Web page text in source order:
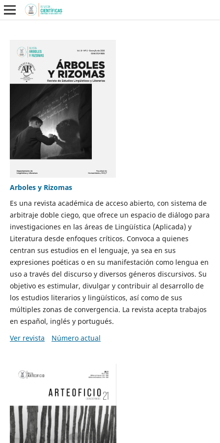
Arboles y Rizomas
Es una revista académica de acceso abierto, con sistema de
arbitraje doble ciego, que ofrece un espacio de diálogo para
investigaciones en las áreas de Lingüística (Aplicada) y
Literatura desde enfoques críticos. Convoca a quienes
centran sus estudios en el lenguaje, ya sea en sus
expresiones poéticas o en su manifestación como lengua en
uso a través del discurso y diversos géneros discursivos. Su
objetivo es estimular, divulgar y contribuir al desarrollo de
los estudios literarios y lingüísticos, así como de sus
múltiples zonas de convergencia. La revista acepta trabajos
en español, inglés y portugués.
Ver revista
Número actual